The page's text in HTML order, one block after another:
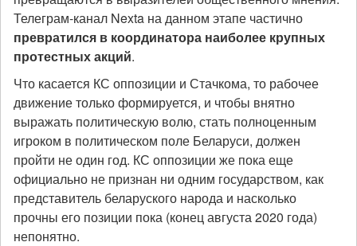
Телеграм-канал Nexta на данном этапе частично
превратился в координатора наиболее крупных
протестных акций.
Что касается КС оппозиции и Стачкома, то рабочее
движение только формируется, и чтобы внятно
выражать политическую волю, стать полноценным
игроком в политическом поле Беларуси, должен
пройти не один год. КС оппозиции же пока еще
официально не признан ни одним государством, как
представитель беларуского народа и насколько
прочны его позиции пока (конец августа 2020 года)
непонятно.